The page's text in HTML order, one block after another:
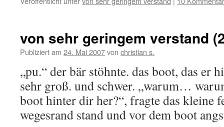
von sehr geringem verstand
Publiziert am 24. Mai 2007von christian s.
„pu.“ der bär stöhnte. das boot, das er
sehr groß. und schwer. „warum…
boot hinter dir her?“, fragte das kleine
wegesrand stand und vor dem boot